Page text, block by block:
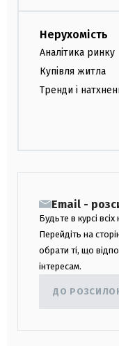
Нерухомість
Аналітика ринку
Купівля житла
Тренди і
Email -
Будьте в курсі
Перейдіть на
обрати ті, що
інтересам.
ДО